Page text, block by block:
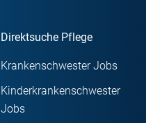
Direktsuche Pflege
Krankenschwester Jobs
Kinderkrankenschwester
Jobs